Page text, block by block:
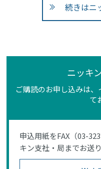
続きはニ
ニッキ
ご購読のお申し込みは
て
申込用紙をFAX（03-
キン支社・局までお送